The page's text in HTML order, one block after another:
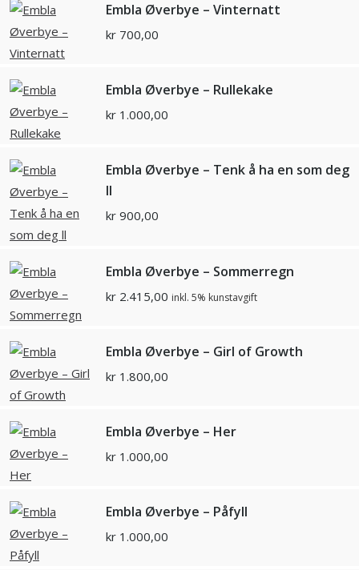
Embla Øverbye – Vinternatt
kr 700,00
Embla Øverbye – Rullekake
kr 1.000,00
Embla Øverbye – Tenk å ha en som deg
ll
kr 900,00
Embla Øverbye – Sommerregn
kr 2.415,00 inkl. 5% kunstavgift
Embla Øverbye – Girl of Growth
kr 1.800,00
Embla Øverbye – Her
kr 1.000,00
Embla Øverbye – Påfyll
kr 1.000,00